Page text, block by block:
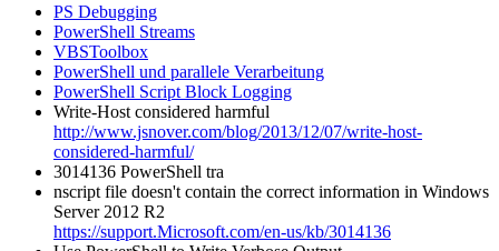
PS Debugging
PowerShell Streams
VBSToolbox
PowerShell und parallele Verarbeitung
PowerShell Script Block Logging
Write-Host considered harmful
http://www.jsnover.com/blog/2013/12/07/write-host-
considered-harmful/
3014136 PowerShell tra
nscript file doesn't contain the correct information in Windows
Server 2012 R2
https://support.Microsoft.com/en-us/kb/3014136